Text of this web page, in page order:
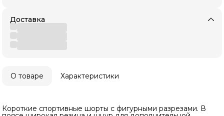
Доставка
О товаре Характеристики
Короткие спортивные шорты с фигурными разрезами. В